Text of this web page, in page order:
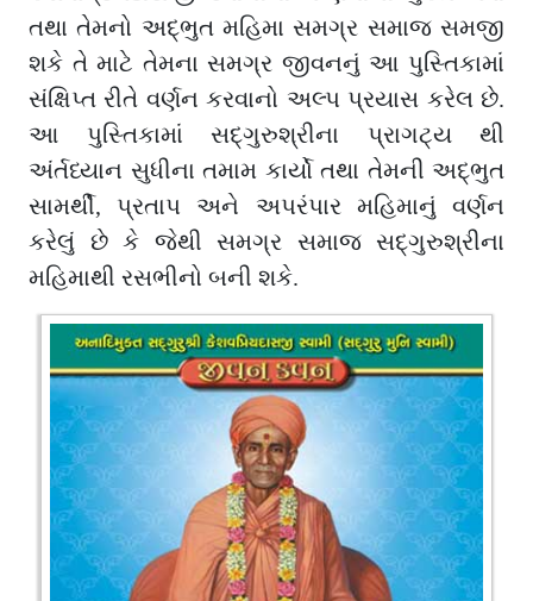
તથા તેમનો અદ્ભુત મહિમા સમગ્ર સમાજ સમજી
શકે તે માટે તેમના સમગ્ર જીવનનું આ પુસ્તિકામાં
સંક્ષિપ્ત રીતે વર્ણન કરવાનો અલ્પ પ્રયાસ કરેલ છે.
આ પુસ્તિકામાં સદ્ગુરુશ્રીના પ્રાગટ્ય થી
અંર્તધ્યાન સુધીના તમામ કાર્યો તથા તેમની અદ્ભુત
સામર્થી, પ્રતાપ અને અપરંપાર મહિમાનું વર્ણન
કરેલું છે કે જેથી સમગ્ર સમાજ સદ્ગુરુશ્રીના
મહિમાથી રસભીનો બની શકે.